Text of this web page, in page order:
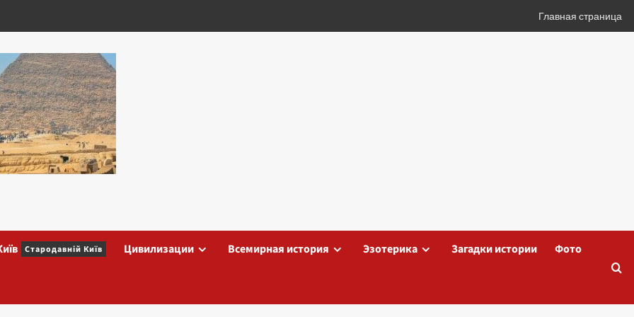
Главная страница
Стародавній Київ Цивилизации Всемирная история Эзотерика Загадки истории Фото